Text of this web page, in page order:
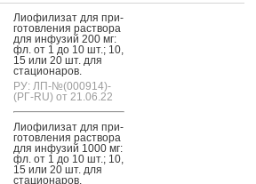
Ли­офи­лизат для при­
готов­ле­ния рас­тво­ра
для ин­фу­зий 200 мг:
фл. от 1 до 10 шт.; 10,
15 или 20 шт. для
ста­ци­она­ров.
РУ: ЛП-№(000914)-
(РГ-RU) от 21.06.22
Ли­офи­лизат для при­
готов­ле­ния рас­тво­ра
для ин­фу­зий 1000 мг:
фл. от 1 до 10 шт.; 10,
15 или 20 шт. для
ста­ци­она­ров.